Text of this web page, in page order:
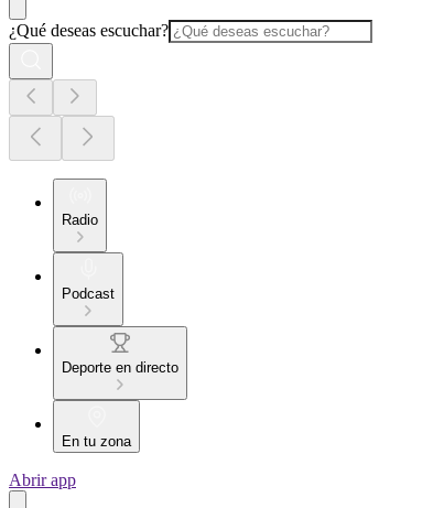
¿Qué deseas escuchar?
Radio
Podcast
Deporte en directo
En tu zona
Abrir app